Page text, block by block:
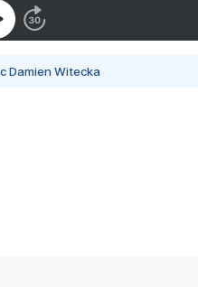
Damien Witecka